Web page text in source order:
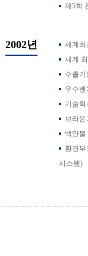
제5회
2002년
세계최
세계
수출
우수
기술
브라
백만
환경
시스템)